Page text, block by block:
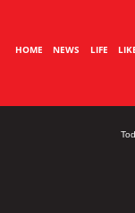
HOME NEWS LIFE